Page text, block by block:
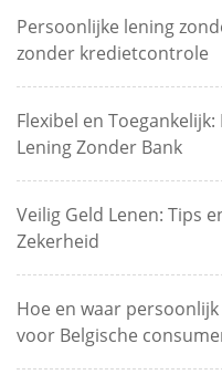
Persoonlijke lening
zonder kredietcontrole
Flexibel en
Lening Zonder Bank
Veilig Geld Lenen: Tips
Zekerheid
Hoe en waar
voor Belgische